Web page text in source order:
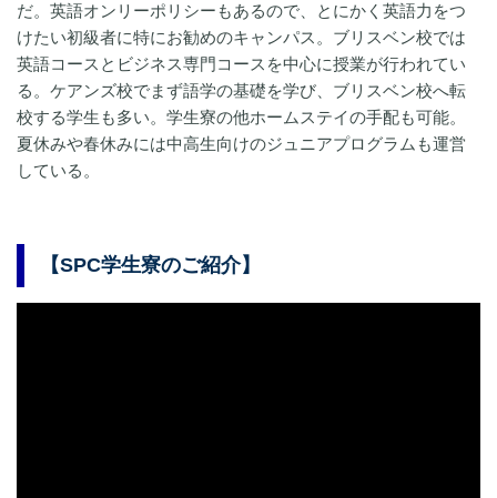
だ。英語オンリーポリシーもあるので、とにかく英語力をつ
けたい初級者に特にお勧めのキャンパス。ブリスベン校では
英語コースとビジネス専門コースを中心に授業が行われてい
る。ケアンズ校でまず語学の基礎を学び、ブリスベン校へ転
校する学生も多い。学生寮の他ホームステイの手配も可能。
夏休みや春休みには中高生向けのジュニアプログラムも運営
している。
【SPC学生寮のご紹介】